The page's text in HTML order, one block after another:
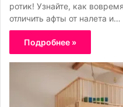
ротик! Узнайте, как
отличить афты от налета и…
Подробнее »